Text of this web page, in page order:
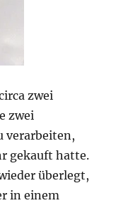
zwei
zwei
verarbeiten,
gekauft hatte.
überlegt,
in einem